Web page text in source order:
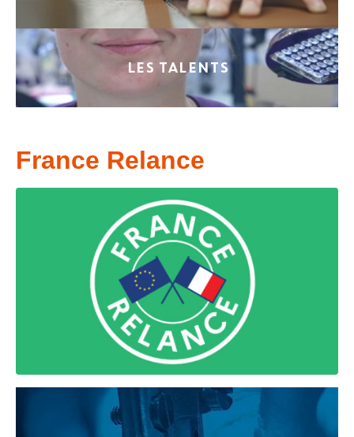
LES TALENTS
France Relance